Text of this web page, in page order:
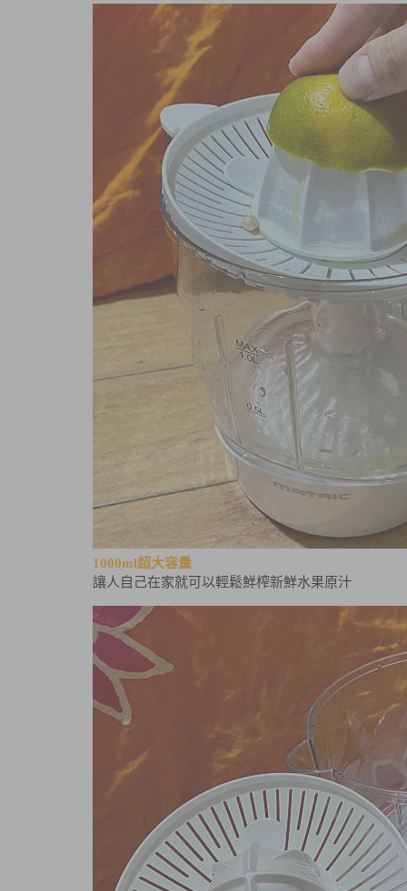
1000ml超大容量
讓人自己在家就可以輕鬆鮮榨新鮮水果原汁